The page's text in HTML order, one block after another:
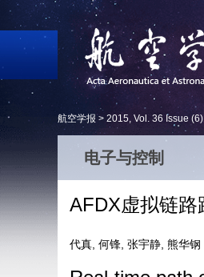
航空学报 > 2015, Vol. 36 Issue (6)
电子与控制
AFDX虚拟链
代真, 何锋, 张宇静, 熊华